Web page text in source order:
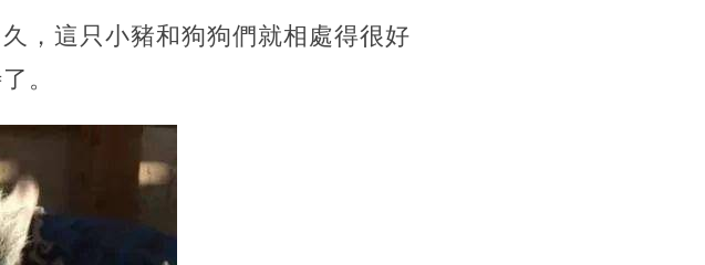
，這只小豬和狗狗們就相處得很好
。